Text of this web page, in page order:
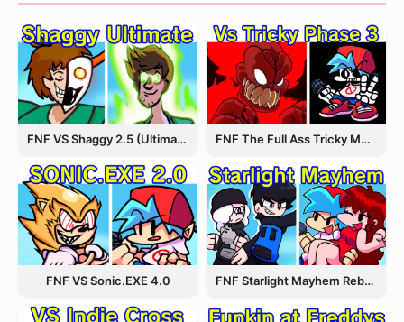
FNF VS Shaggy 2.5 (Ultimate Update) FNF The Full Ass Tricky MOD
FNF VS Sonic.EXE 4.0 FNF Starlight Mayhem Rebooted